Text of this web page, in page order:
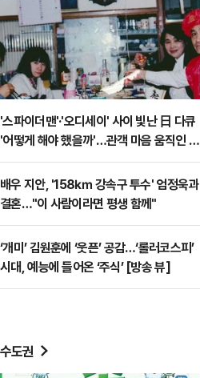
'스파이더맨'·'오디세이' 사이 빛난 日 다큐
'어떻게 해야 했을까'…관객 마음 움직인 이
유 [영화 뷰]
배우 지안, '158㎞ 강속구 투수' 엄정욱과
결혼…"이 사람이라면 평생 함께"
‘개미’ 김원훈에 ‘웃픈’ 공감…‘롤러코스피’
시대, 예능에 들어온 ‘주식’ [방송 뷰]
수도권